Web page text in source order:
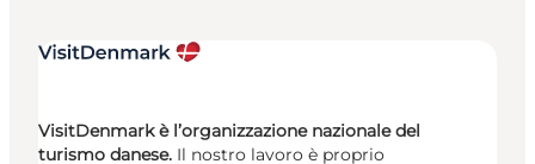
VisitDenmark è l’organizzazione nazionale del
turismo danese. Il nostro lavoro è proprio